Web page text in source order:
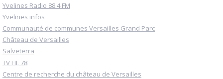
Yvelines Radio 88.4 FM
Yvelines infos
Communauté de communes Versailles Grand Parc
Château de Versailles
Salveterra
TV FIL 78
Centre de recherche du château de Versailles